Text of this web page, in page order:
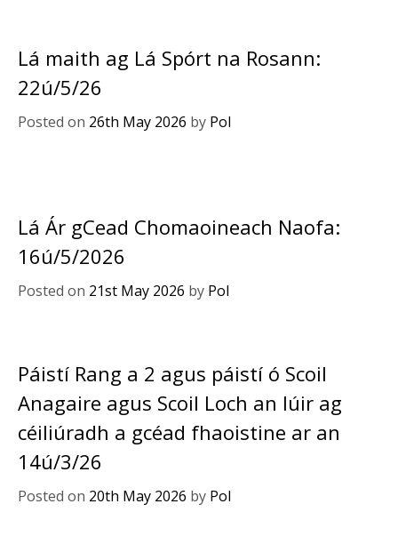
Lá maith ag Lá Spórt na Rosann:
22ú/5/26
Posted on 26th May 2026 by Pol
Lá Ár gCead Chomaoineach Naofa:
16ú/5/2026
Posted on 21st May 2026 by Pol
Páistí Rang a 2 agus páistí ó Scoil
Anagaire agus Scoil Loch an Iúir ag
céiliúradh a gcéad fhaoistine ar an
14ú/3/26
Posted on 20th May 2026 by Pol